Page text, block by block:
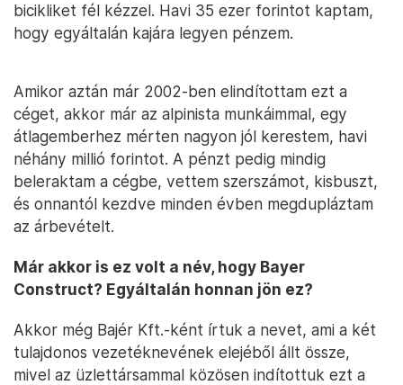
bicikliket fél kézzel. Havi 35 ezer forintot kaptam,
hogy egyáltalán kajára legyen pénzem.
Amikor aztán már 2002-ben elindítottam ezt a
céget, akkor már az alpinista munkáimmal, egy
átlagemberhez mérten nagyon jól kerestem, havi
néhány millió forintot. A pénzt pedig mindig
beleraktam a cégbe, vettem szerszámot, kisbuszt,
és onnantól kezdve minden évben megdupláztam
az árbevételt.
Már akkor is ez volt a név, hogy Bayer
Construct? Egyáltalán honnan jön ez?
Akkor még Bajér Kft.-ként írtuk a nevet, ami a két
tulajdonos vezetéknevének elejéből állt össze,
mivel az üzlettársammal közösen indítottuk ezt a